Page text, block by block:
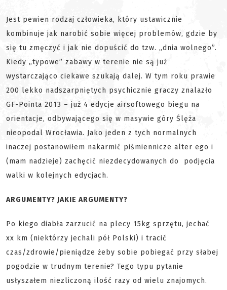
Jest pewien rodzaj człowieka, który ustawicznie
kombinuje jak narobić sobie więcej problemów, gdzie by
się tu zmęczyć i jak nie dopuścić do tzw. „dnia wolnego”.
Kiedy „typowe” zabawy w terenie nie są już
wystarczająco ciekawe szukają dalej. W tym roku prawie
200 lekko nadszarpniętych psychicznie graczy znalazło
GF-Pointa 2013 – już 4 edycje airsoftowego biegu na
orientacje, odbywającego się w masywie góry Ślęża
nieopodal Wrocławia. Jako jeden z tych normalnych
inaczej postanowiłem nakarmić piśmiennicze alter ego i
(mam nadzieje) zachęcić niezdecydowanych do podjęcia
walki w kolejnych edycjach.
ARGUMENTY? JAKIE ARGUMENTY?
Po kiego diabła zarzucić na plecy 15kg sprzętu, jechać
xx km (niektórzy jechali pół Polski) i tracić
czas/zdrowie/pieniądze żeby sobie pobiegać przy słabej
pogodzie w trudnym terenie? Tego typu pytanie
usłyszałem niezliczoną ilość razy od wielu znajomych.